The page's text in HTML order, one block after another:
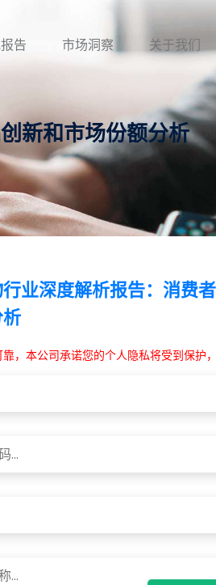
告 市场洞察 关于我们
新和市场份额分析
业深度解析报告：消费
，本公司承诺您的个人隐私将受到保护